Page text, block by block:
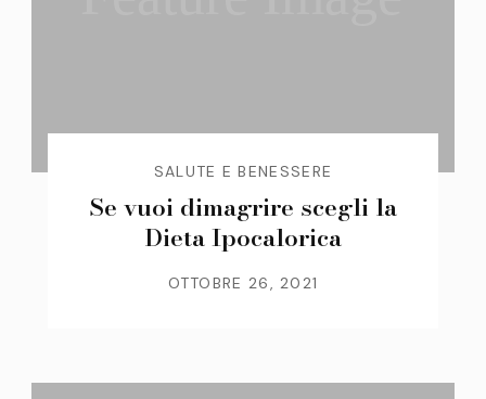
SALUTE E BENESSERE
Se vuoi dimagrire scegli la
Dieta Ipocalorica
OTTOBRE 26, 2021